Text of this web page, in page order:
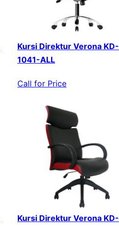
Kursi Direktur Verona KD-
1041-ALL
Call for Price
Kursi Direktur Verona KD-